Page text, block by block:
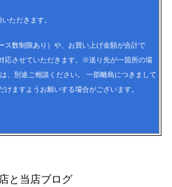
ただきます。
ス数制限あり）や、お買い上げ金額が合計で
応させていただきます。※送り先が一箇所の場
、別途ご相談ください。 一部離島につきまして
ますようお願いする場合がございます。
と当店ブログ